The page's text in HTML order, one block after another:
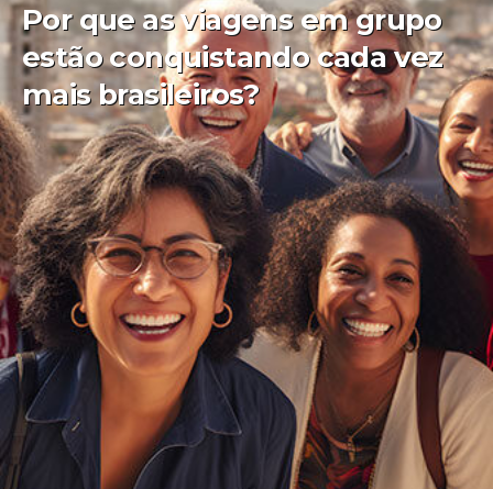
Por que as viagens em grupo
estão conquistando cada vez
mais brasileiros?